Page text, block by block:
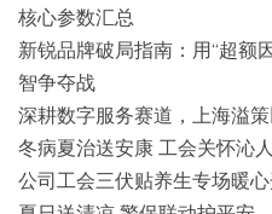
核心参数汇总
新锐品牌破局指南：用“超额
智争夺战
深耕数字服务赛道，上海溢
冬病夏治送安康 工会关怀
公司工会三伏贴养生专场暖